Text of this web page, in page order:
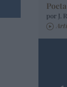
por J.